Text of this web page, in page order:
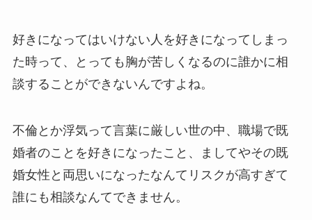
好きになってはいけない人を好きになってしまっ
た時って、とっても胸が苦しくなるのに誰かに相
談することができないんですよね。
不倫とか浮気って言葉に厳しい世の中、職場で既
婚者のことを好きになったこと、ましてやその既
婚女性と両思いになったなんてリスクが高すぎて
誰にも相談なんてできません。